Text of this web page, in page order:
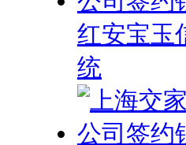
红安宝玉
统